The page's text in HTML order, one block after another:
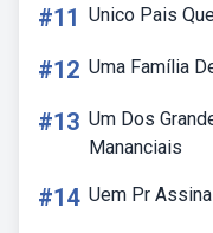
#11 Unico Pais
#12 Uma Família
#13 Um Dos
Mananciais
#14 Uem Pr